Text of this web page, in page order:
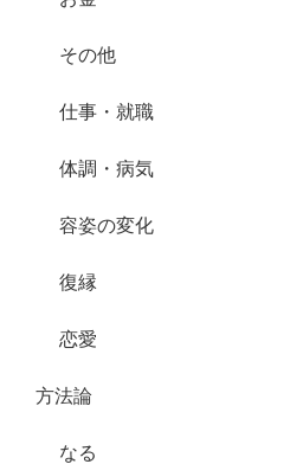
その他
仕事・就職
体調・病気
容姿の変化
復縁
恋愛
方法論
なる